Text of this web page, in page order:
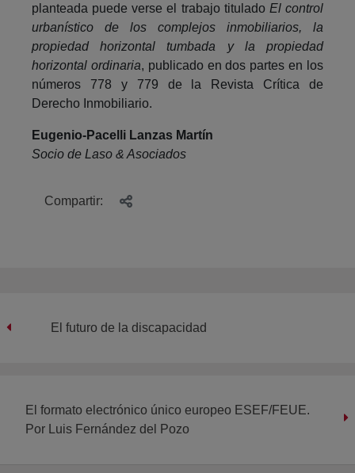
planteada puede verse el trabajo titulado El control
urbanístico de los complejos inmobiliarios, la
propiedad horizontal tumbada y la propiedad
horizontal ordinaria, publicado en dos partes en los
números 778 y 779 de la Revista Crítica de
Derecho Inmobiliario.
Eugenio-Pacelli Lanzas Martín
Socio de Laso & Asociados
Compartir:
El futuro de la discapacidad
El formato electrónico único europeo ESEF/FEUE.
Por Luis Fernández del Pozo